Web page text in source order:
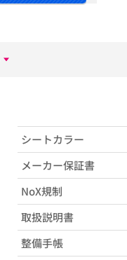
シートカラー
メーカー保証書
NoX規制
取扱説明書
整備手帳